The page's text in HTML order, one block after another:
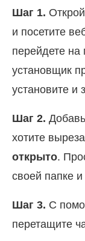
Шаг 1.
и посетите
перейдете на
установщик
установите и
Шаг 2.
хотите
открыто.
своей папке
Шаг 3. С
перетащите